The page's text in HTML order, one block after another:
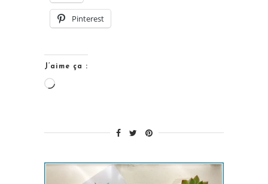
enfant] »
Pinterest
J’aime ça :
Chargement…